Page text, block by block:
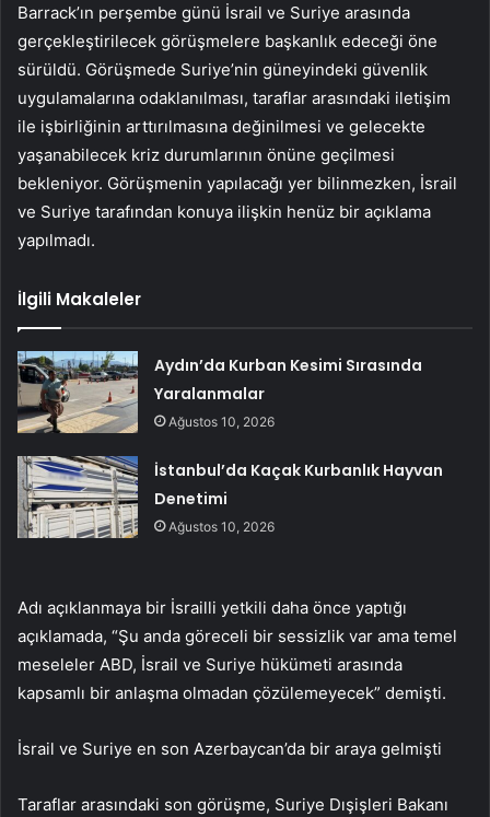
Barrack’ın perşembe günü İsrail ve Suriye arasında
gerçekleştirilecek görüşmelere başkanlık edeceği öne
sürüldü. Görüşmede Suriye’nin güneyindeki güvenlik
uygulamalarına odaklanılması, taraflar arasındaki iletişim
ile işbirliğinin arttırılmasına değinilmesi ve gelecekte
yaşanabilecek kriz durumlarının önüne geçilmesi
bekleniyor. Görüşmenin yapılacağı yer bilinmezken, İsrail
ve Suriye tarafından konuya ilişkin henüz bir açıklama
yapılmadı.
İlgili Makaleler
Aydın’da Kurban Kesimi Sırasında
Yaralanmalar
Ağustos 10, 2026
İstanbul’da Kaçak Kurbanlık Hayvan
Denetimi
Ağustos 10, 2026
Adı açıklanmaya bir İsrailli yetkili daha önce yaptığı
açıklamada, “Şu anda göreceli bir sessizlik var ama temel
meseleler ABD, İsrail ve Suriye hükümeti arasında
kapsamlı bir anlaşma olmadan çözülemeyecek” demişti.
İsrail ve Suriye en son Azerbaycan’da bir araya gelmişti
Taraflar arasındaki son görüşme, Suriye Dışişleri Bakanı